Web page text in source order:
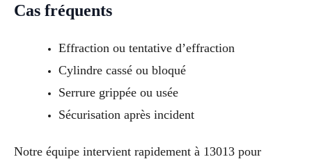
Cas fréquents
Effraction ou tentative d’effraction
Cylindre cassé ou bloqué
Serrure grippée ou usée
Sécurisation après incident
Notre équipe intervient rapidement à 13013 pour